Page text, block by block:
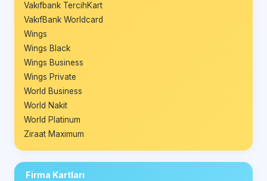
Vakıfbank TercihKart
VakıfBank Worldcard
Wings
Wings Black
Wings Business
Wings Private
World Business
World Nakit
World Platinum
Ziraat Maximum
Firma Kartları